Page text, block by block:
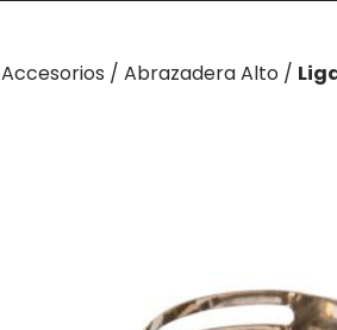
Accesorios / Abrazadera Alto /